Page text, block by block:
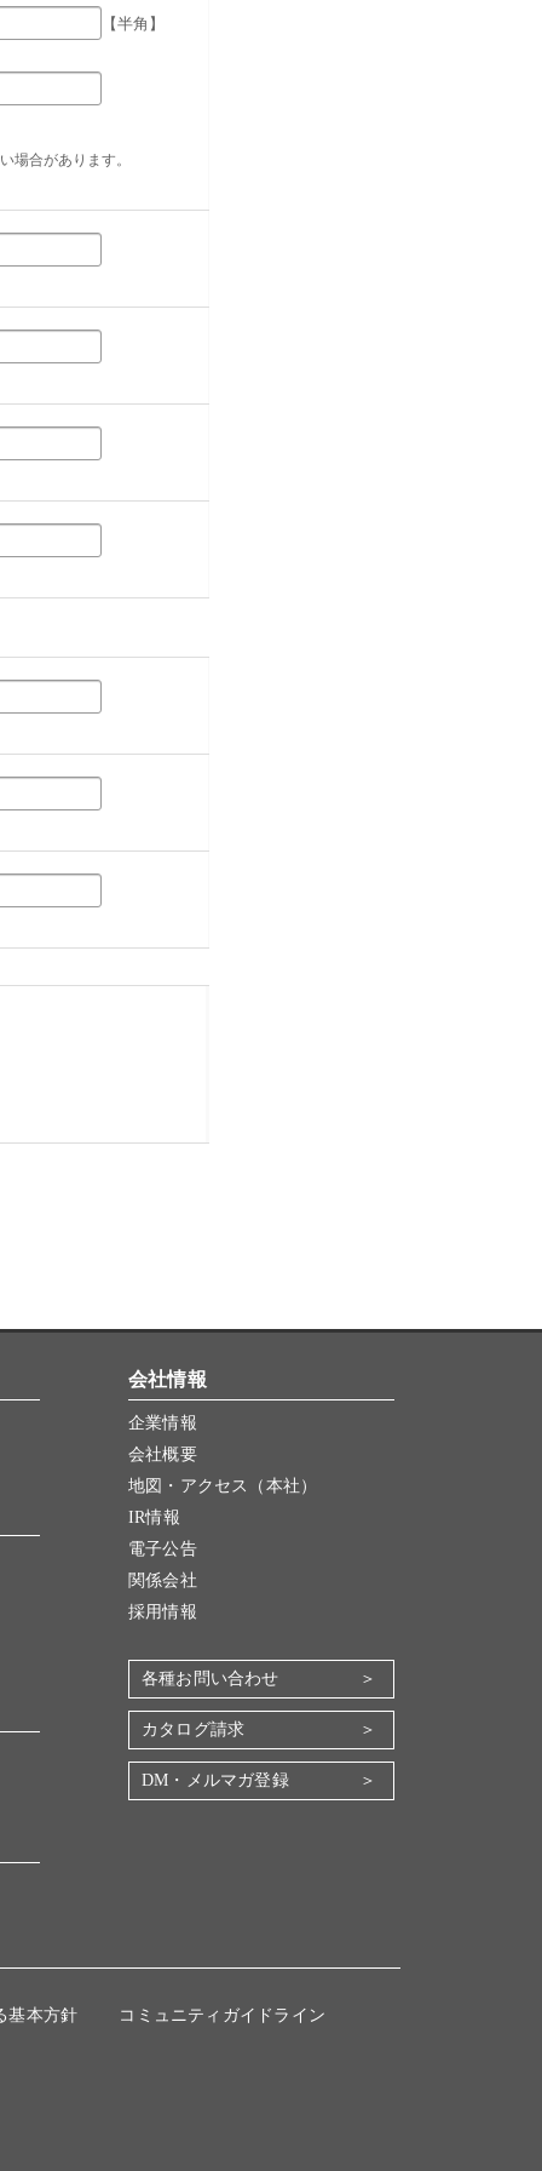
【半角】
場合があります。
会社情報
企業情報
会社概要
地図・アクセス（本社）
IR情報
電子公告
関係会社
採用情報
各種お問い合わせ
カタログ請求
DM・メルマガ登録
基本方針 コミュニティガイドライン